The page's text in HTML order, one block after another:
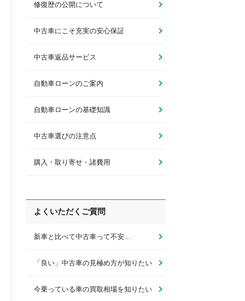
修復歴の公開について
中古車にこそ充実の安心保証
中古車返品サービス
自動車ローンのご案内
自動車ローンの基礎知識
中古車選びの注意点
購入・取り寄せ・諸費用
よくいただくご質問
新車と比べて中古車って不安…
「良い」中古車の見極め方が知りたい
今乗っている車の買取相場を知りたい